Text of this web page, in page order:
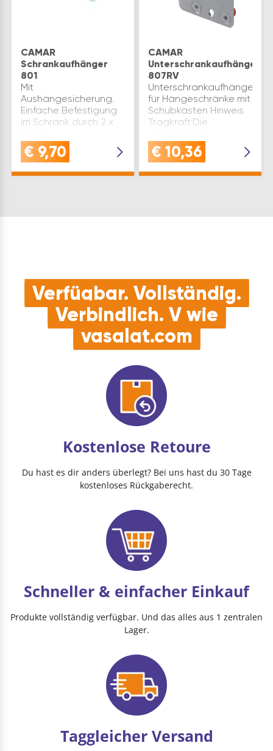
CAMAR
Schrankaufhänger
801
Mit
Aushängesicherung.
Einfache Befestigung
im Schrank durch 2 x
Dübelbohrungen an
der Seitenwand und
€ 9,70
CAMAR
Unterschrankaufhänger
807RV
Unterschrankaufhänger
für Hängeschränke mit
Schubkästen Hinweis
Tragkraft:Die
maximale Tragkraft
des
€ 10,36
Verfügbar. Vollständig.
Verbindlich. V wie
vasalat.com
Kostenlose Retoure
Du hast es dir anders überlegt? Bei uns hast du 30 Tage
kostenloses Rückgaberecht.
Schneller & einfacher Einkauf
Produkte vollständig verfügbar. Und das alles aus 1 zentralen
Lager.
Taggleicher Versand